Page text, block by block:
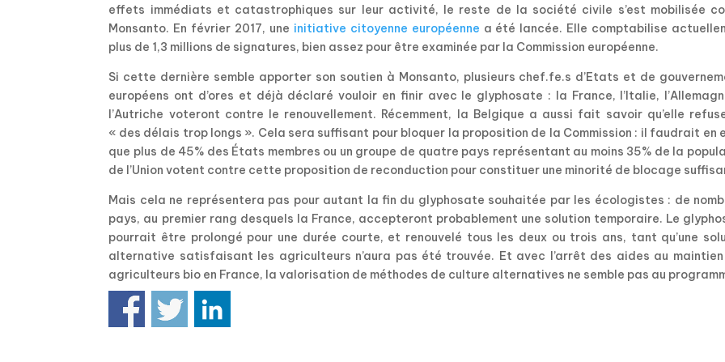
effets immédiats et catastrophiques sur leur activité, le reste de la société civile s’est mobilisée
Monsanto. En février 2017, une initiative citoyenne européenne a été lancée. Elle comptabilise
plus de 1,3 millions de signatures, bien assez pour être examinée par la Commission européenne.
Si cette dernière semble apporter son soutien à Monsanto, plusieurs chef.fe.s d’Etats et de
européens ont d’ores et déjà déclaré vouloir en finir avec le glyphosate : la France, l’Italie,
l’Autriche voteront contre le renouvellement. Récemment, la Belgique a aussi fait savoir qu’elle
« des délais trop longs ». Cela sera suffisant pour bloquer la proposition de la Commission : il faudrait en
que plus de 45% des États membres ou un groupe de quatre pays représentant au moins 35% de la
de l’Union votent contre cette proposition de reconduction pour constituer une minorité de blocage
Mais cela ne représentera pas pour autant la fin du glyphosate souhaitée par les écologistes : de
pays, au premier rang desquels la France, accepteront probablement une solution temporaire. Le
pourrait être prolongé pour une durée courte, et renouvelé tous les deux ou trois ans, tant qu’une
alternative satisfaisant les agriculteurs n’aura pas été trouvée. Et avec l’arrêt des aides au
agriculteurs bio en France, la valorisation de méthodes de culture alternatives ne semble pas au